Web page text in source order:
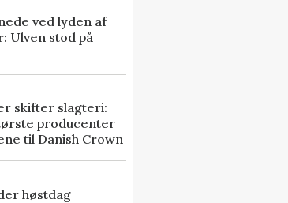
ved lyden af
Ulven stod på
skifter slagteri:
producenter
til Danish Crown
høstdag